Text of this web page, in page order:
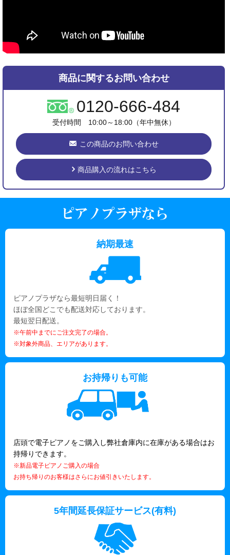
商品に関するお問い合わせ
0120-666-484
受付時間 10:00～18:00（年中無休）
この商品のお問い合わせ
商品購入の流れはこちら
納期最速
ピアノプラザなら最短明日届く！
ほぼ全国どこでも配送対応しております。
最短翌日配送。
※午前中までにご注文完了の場合。
※対象外商品、エリアがあります。
お持帰りも可能
店頭で電子ピアノをご購入し弊社倉庫内に在庫がある場合はお
持帰りできます。
※新品電子ピアノご購入の場合
お持ち帰りのお客様はさらにお値引きいたします。
5年間延長保証サービス(有料)